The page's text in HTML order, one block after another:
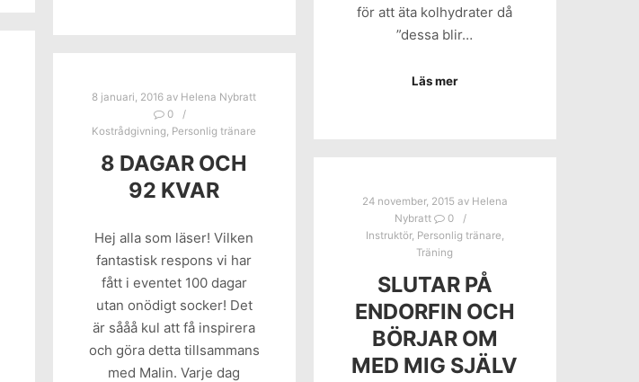
för att äta kolhydrater då
”dessa blir…
Läs mer
8 januari, 2016 av Helena Nybratt
0
Kostrådgivning Personlig tränare
8 DAGAR OCH
92 KVAR
Hej alla som läser! Vilken
fantastisk respons vi har
fått i eventet 100 dagar
utan onödigt socker! Det
är sååå kul att få inspirera
och göra detta tillsammans
med Malin. Varje dag
24 november, 2015 av Helena
Nybratt
0
Instruktör, Personlig tränare
Träning
SLUTAR PÅ
ENDORFIN OCH
BÖRJAR OM
MED MIG SJÄLV